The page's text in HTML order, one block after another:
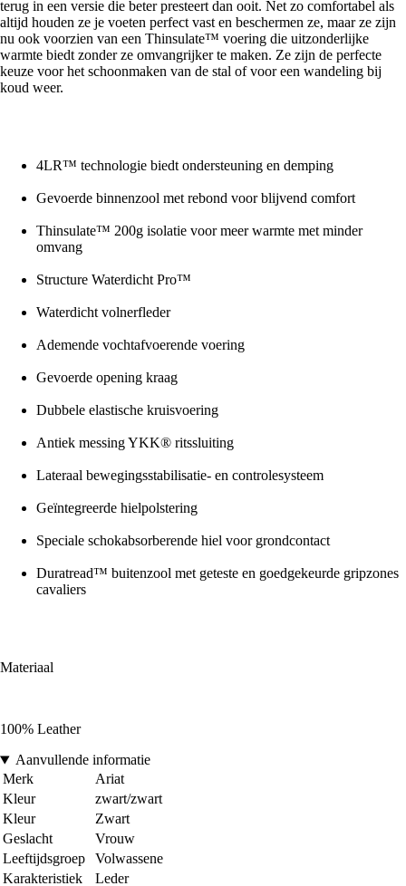
terug in een versie die beter presteert dan ooit. Net zo comfortabel als
altijd houden ze je voeten perfect vast en beschermen ze, maar ze zijn
nu ook voorzien van een Thinsulate™ voering die uitzonderlijke
warmte biedt zonder ze omvangrijker te maken. Ze zijn de perfecte
keuze voor het schoonmaken van de stal of voor een wandeling bij
koud weer.
4LR™ technologie biedt ondersteuning en demping
Gevoerde binnenzool met rebond voor blijvend comfort
Thinsulate™ 200g isolatie voor meer warmte met minder
omvang
Structure Waterdicht Pro™
Waterdicht volnerfleder
Ademende vochtafvoerende voering
Gevoerde opening kraag
Dubbele elastische kruisvoering
Antiek messing YKK® ritssluiting
Lateraal bewegingsstabilisatie- en controlesysteem
Geïntegreerde hielpolstering
Speciale schokabsorberende hiel voor grondcontact
Duratread™ buitenzool met geteste en goedgekeurde gripzones
cavaliers
Materiaal
100% Leather
Aanvullende informatie
Merk
Ariat
Kleur
zwart/zwart
Kleur
Zwart
Geslacht
Vrouw
Leeftijdsgroep
Volwassene
Karakteristiek
Leder